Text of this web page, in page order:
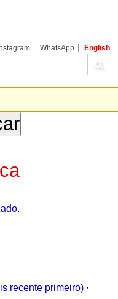
WhatsApp English
recente primeiro) ·